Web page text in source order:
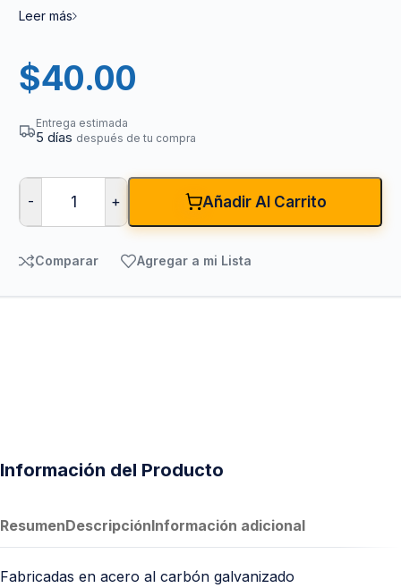
Leer más
$40.00
Entrega estimada
5 días después de tu compra
- + Añadir Al Carrito
Comparar Agregar a mi Lista
Información del Producto
ResumenDescripciónInformación adicional
Fabricadas en acero al carbón galvanizado